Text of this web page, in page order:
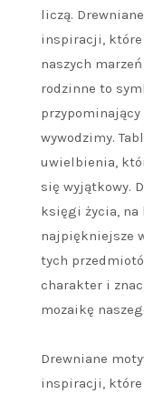
liczą.
inspiracji, które
naszych
rodzinne to
wywodzimy.
uwielbienia,
się wyjątkowy.
księgi życia, na
najpiękniejsze
tych
charakter i
mozaikę
Drewniane
inspiracji, które